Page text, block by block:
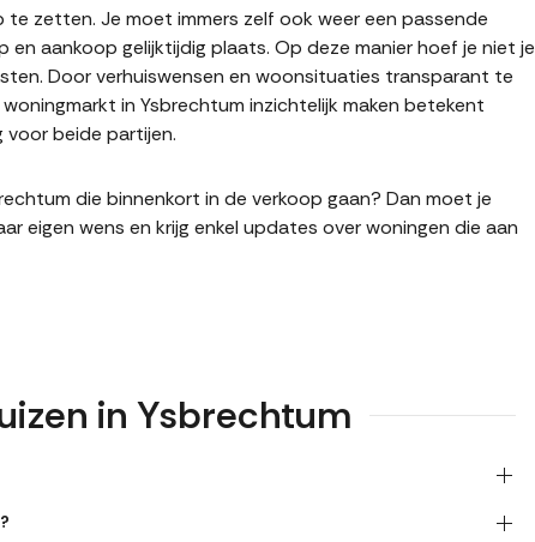
zetten. Je moet immers zelf ook weer een passende
aankoop gelijktijdig plaats. Op deze manier hoef je niet je
Door verhuiswensen en woonsituaties transparant te
in Ysbrechtum inzichtelijk maken betekent
beide partijen.
die binnenkort in de verkoop gaan? Dan moet je
eigen wens en krijg enkel updates over woningen die aan
in Ysbrechtum